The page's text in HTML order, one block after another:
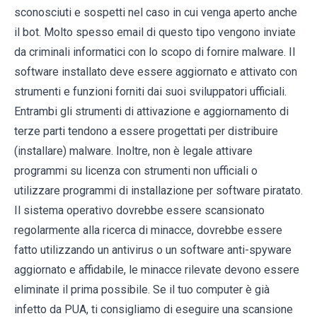
sconosciuti e sospetti nel caso in cui venga aperto anche
il bot. Molto spesso email di questo tipo vengono inviate
da criminali informatici con lo scopo di fornire malware. Il
software installato deve essere aggiornato e attivato con
strumenti e funzioni forniti dai suoi sviluppatori ufficiali.
Entrambi gli strumenti di attivazione e aggiornamento di
terze parti tendono a essere progettati per distribuire
(installare) malware. Inoltre, non è legale attivare
programmi su licenza con strumenti non ufficiali o
utilizzare programmi di installazione per software piratato.
Il sistema operativo dovrebbe essere scansionato
regolarmente alla ricerca di minacce, dovrebbe essere
fatto utilizzando un antivirus o un software anti-spyware
aggiornato e affidabile, le minacce rilevate devono essere
eliminate il prima possibile. Se il tuo computer è già
infetto da PUA, ti consigliamo di eseguire una scansione